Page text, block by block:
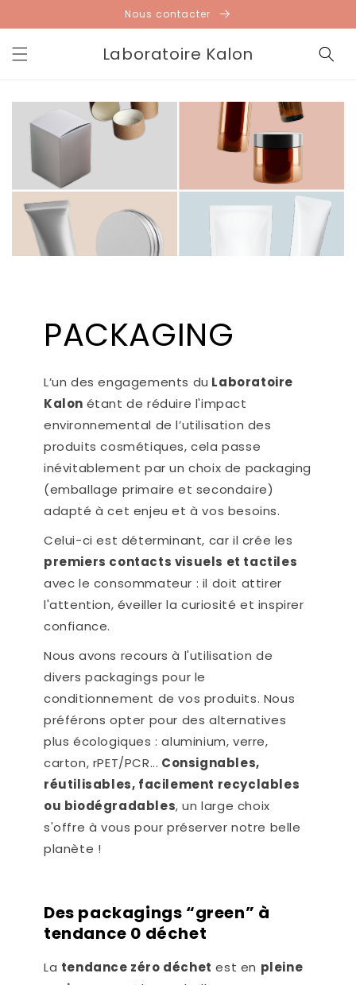
au
contenu
Nous contacter
Laboratoire Kalon
PACKAGING
L’un des engagements du Laboratoire
Kalon étant de réduire l'impact
environnemental de l’utilisation des
produits cosmétiques, cela passe
inévitablement par un choix de packaging
(emballage primaire et secondaire)
adapté à cet enjeu et à vos besoins.
Celui-ci est déterminant, car il crée les
premiers contacts visuels et tactiles
avec le consommateur : il doit attirer
l'attention, éveiller la curiosité et inspirer
confiance.
Nous avons recours à l'utilisation de
divers packagings pour le
conditionnement de vos produits. Nous
préférons opter pour des alternatives
plus écologiques : aluminium, verre,
carton, rPET/PCR... Consignables,
réutilisables, facilement recyclables
ou biodégradables, un large choix
s'offre à vous pour préserver notre belle
planète !
Des packagings “green” à
tendance 0 déchet
La tendance zéro déchet est en pleine